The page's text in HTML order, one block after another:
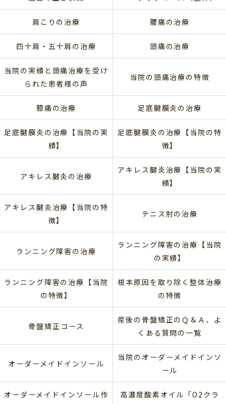
肩こりの治療 腰痛の治療
四十肩・五十肩の治療 頭痛の治療
当院の実績と頭痛治療を受け
られた患者様の声
当院の頭痛治療の特徴
膝痛の治療 足底腱膜炎の治療
足底腱膜炎の治療【当院の実
績】
足底腱膜炎の治療【当院の特
徴】
アキレス腱炎の治療
アキレス腱炎治療【当院の実
績】
アキレス腱炎治療【当院の特
徴】
テニス肘の治療
ランニング障害の治療
ランニング障害の治療【当院
の実績】
ランニング障害の治療【当院
の特徴】
根本原因を取り除く整体治療
の特徴
骨盤矯正コース
産後の骨盤矯正のＱ＆Ａ、よ
くある質問の一覧
オーダーメイドインソール
当院のオーダーメイドインソ
ール
オーダーメイドインソール作
高濃度酸素オイル「O2クラ